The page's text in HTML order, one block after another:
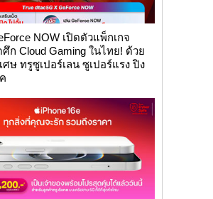
NOW เปิดตัวแพ็กเกจ
ก Cloud Gaming ในไทย! ด้วย
ศษ ทรูซูเปอร์เลน ซูเปอร์แรง ปิง